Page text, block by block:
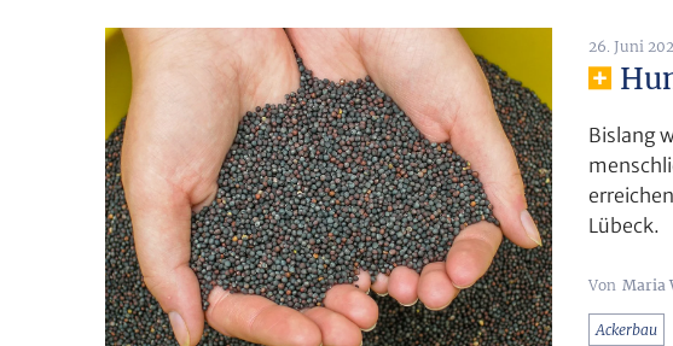
26. Juni
Bislang
Lübeck.
Maria
Ackerbau